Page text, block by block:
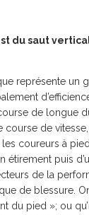
du saut
représente un
de longue
course de
coureurs à
étirement puis
de la
de blessure.
du pied »; ou